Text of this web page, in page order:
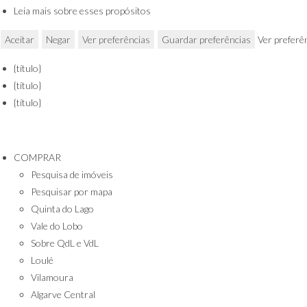
Leia mais sobre esses propósitos
Aceitar Negar Ver preferências Guardar preferências Ver
{título}
{título}
{título}
Saltar
COMPRAR
Pesquisa de imóveis
Pesquisar por mapa
Quinta do Lago
Vale do Lobo
Sobre QdL e VdL
Loulé
Vilamoura
Algarve Central